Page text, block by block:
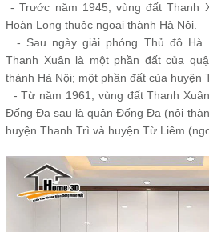
- Trước năm 1945, vùng đất Thanh
Hoàn Long thuộc ngoại thành Hà Nội.
- Sau ngày giải phóng Thủ đô Hà
Thanh Xuân là một phần đất của
thành Hà Nội; một phần đất của huyện
- Từ năm 1961, vùng đất Thanh
Đống Đa sau là quận Đống Đa (nội
huyện Thanh Trì và huyện Từ Liêm